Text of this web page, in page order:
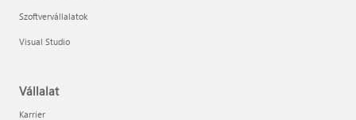
Szoftvervállalatok
Visual Studio
Vállalat
Karrier